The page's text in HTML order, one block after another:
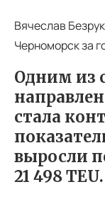
Вячеслав
Черноморск за
Одним из
стала
выросли
21 498 TEU.